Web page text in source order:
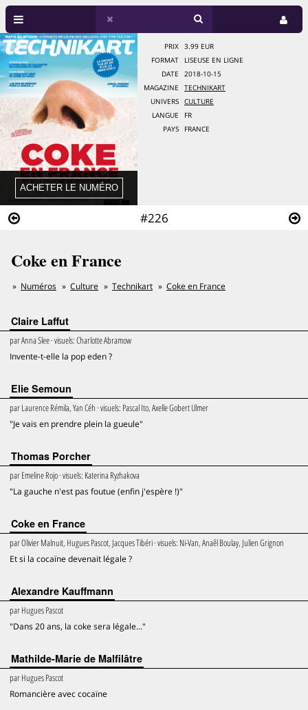
#226
PRIX
3.99 EUR
FORMAT
LISEUSE EN LIGNE
DATE
2018-10-15
MAGAZINE
TECHNIKART
UNIVERS
CULTURE
LANGUE
FR
PAYS
FRANCE
Coke en France
Numéros Culture Technikart Coke en France
Claire Laffut
parAnna Slee· visuels:Charlotte Abramow
Invente-t-elle la pop eden ?
Elie Semoun
parLaurence Rémila, Yan Céh · visuels: Pascal Ito, Axelle Gobert Ulmer
"Je vais en prendre plein la gueule"
Thomas Porcher
parEmeline Rojo· visuels: Katerina Ryzhakova
"La gauche n'est pas foutue (enfin j'espère !)"
Coke en France
parOlivier Malnuit, Hugues Pascot, Jacques Tibéri· visuels: Ni-Van, Anaêl Boulay, Julien Grignon
Et si la cocaïne devenait légale ?
Alexandre Kauffmann
parHugues Pascot
"Dans 20 ans, la coke sera légale..."
Mathilde-Marie de Malfilâtre
parHugues Pascot
Romancière avec cocaïne